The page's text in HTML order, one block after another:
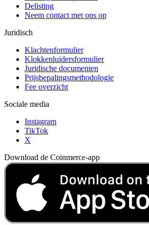
Delisting
Neem contact met ons op
Juridisch
Klachtenformulier
Klokkenluidersformulier
Juridische documenten
Prijsbepalingsmethodologie
Fee overzicht
Sociale media
Instagram
TikTok
X
Download de Coinmerce-app